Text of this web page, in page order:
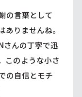
の言葉として
りませんね。
さんの丁寧で迅
このような小さ
の自信とモチ